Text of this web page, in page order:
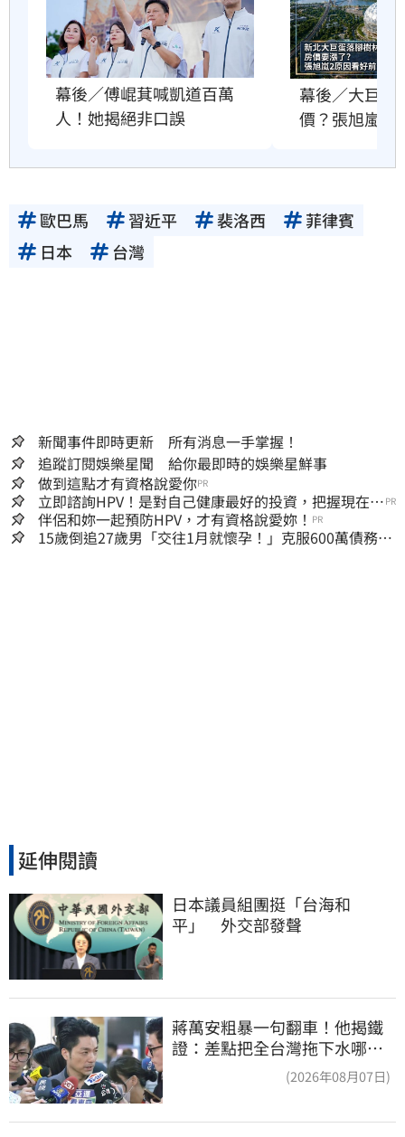
幕後／傅崐萁喊凱道百萬
人！她揭絕非口誤
幕後／大巨蛋
價？張旭嵐這
歐巴馬 習近平 裴洛西
菲律賓
日本
台灣
新聞事件即時更新 所有消息一手掌握！
追蹤訂閱娛樂星聞 給你最即時的娛樂星鮮事
做到這點才有資格說愛你PR
立即諮詢HPV！是對自己健康最好的投資，把握現在不
嫌晚！
PR
伴侶和妳一起預防HPV，才有資格說愛妳！ PR
15歲倒追27歲男「交往1月就懷孕！」克服600萬債務
延伸閱讀
日本議員組團挺「台海和
平」　外交部發聲
蔣萬安粗暴一句翻車！他揭鐵
證：差點把全台灣拖下水哪時
(2026年08月07日)